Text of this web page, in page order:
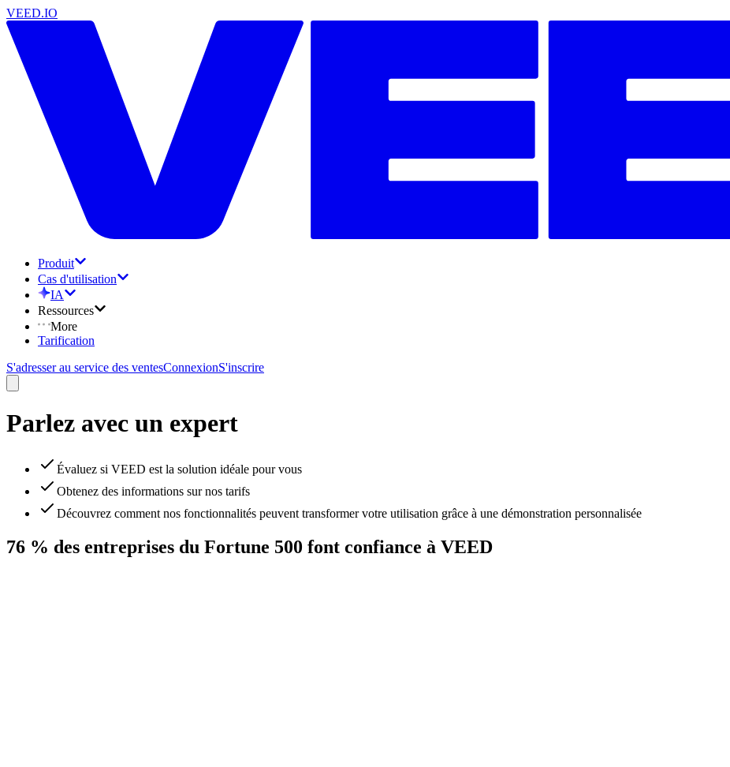
VEED.IO
Produit
Cas d'utilisation
IA
Ressources
More
Tarification
S'adresser au service des ventesConnexionS'inscrire
Parlez avec un expert
Évaluez si VEED est la solution idéale pour vous
Obtenez des informations sur nos tarifs
Découvrez comment nos fonctionnalités peuvent transformer votre utilisation grâce à une démonstration personnalisée
76 % des entreprises du Fortune 500 font confiance à VEED